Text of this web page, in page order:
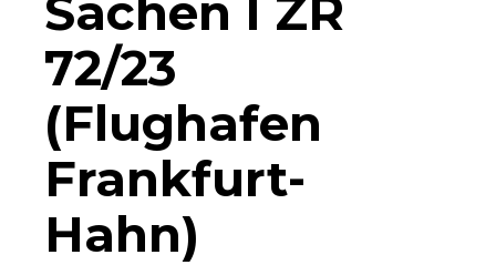
Sachen I ZR
72/23
(Flughafen
Frankfurt-
Hahn)